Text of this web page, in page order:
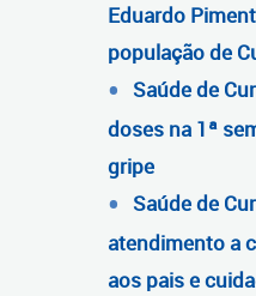
Eduardo
população de
Saúde de
doses na 1ª
gripe
Saúde de
atendimento a
aos pais e